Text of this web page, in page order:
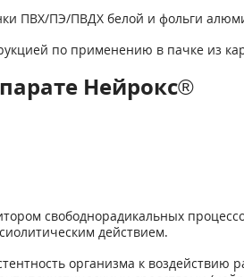
ПВХ/ПЭ/ПВДХ белой и фольги
по применению в пачке из
Нейрокс®
свободнорадикальных
действием.
организма к